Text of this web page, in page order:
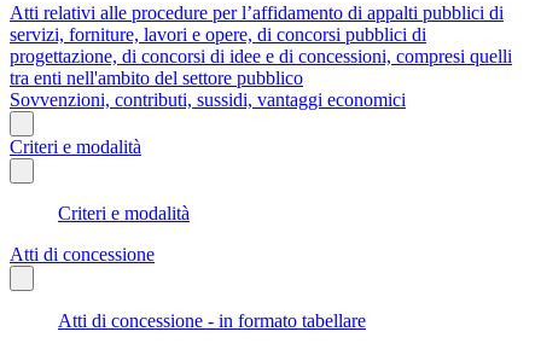
Atti relativi alle procedure per l’affidamento di appalti pubblici di
servizi, forniture, lavori e opere, di concorsi pubblici di
progettazione, di concorsi di idee e di concessioni, compresi quelli
tra enti nell'ambito del settore pubblico
Sovvenzioni, contributi, sussidi, vantaggi economici
Criteri e modalità
Criteri e modalità
Atti di concessione
Atti di concessione - in formato tabellare